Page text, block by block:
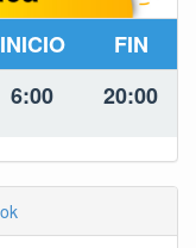
INICIO FIN
6:00 20:00